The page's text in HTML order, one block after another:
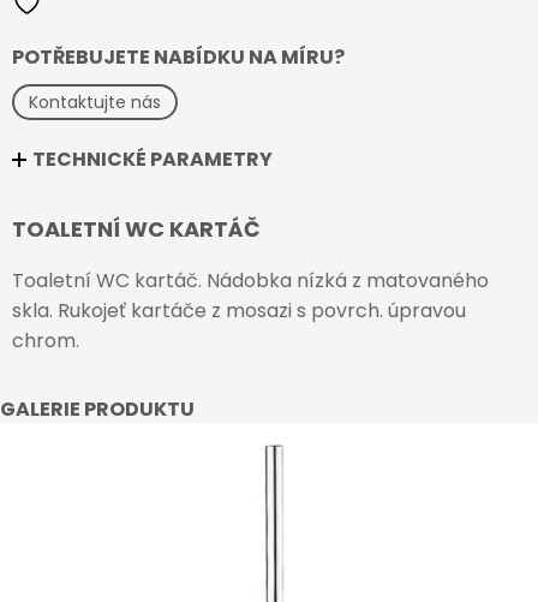
GALERIE PRODUKTU
POTŘEBUJETE NABÍDKU NA MÍRU?
Kontaktujte nás
TECHNICKÉ PARAMETRY
TOALETNÍ WC KARTÁČ
Toaletní WC kartáč. Nádobka nízká z matovaného
skla. Rukojeť kartáče z mosazi s povrch. úpravou
chrom.